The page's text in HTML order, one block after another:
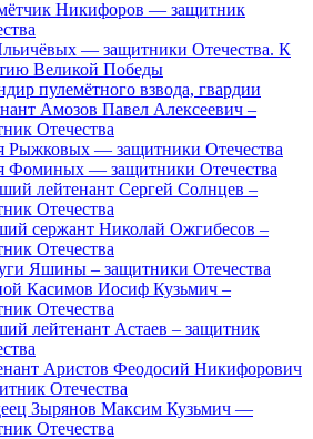
Никифоров — защитник
— защитники Отечества. К
Великой Победы
пулемётного взвода, гвардии
Амозов Павел Алексеевич –
Отечества
Рыжковых — защитники Отечества
Фоминых — защитники Отечества
лейтенант Сергей Солнцев –
Отечества
сержант Николай Ожгибесов –
Отечества
Яшины – защитники Отечества
Касимов Иосиф Кузьмич –
Отечества
лейтенант Астаев – защитник
Аристов Феодосий Никифорович
Отечества
Зырянов Максим Кузьмич —
Отечества